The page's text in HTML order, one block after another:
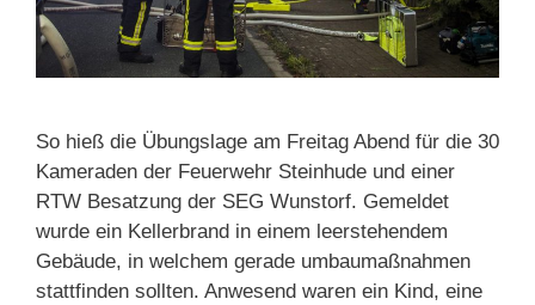
So hieß die Übungslage am Freitag Abend für die 30
Kameraden der Feuerwehr Steinhude und einer
RTW Besatzung der SEG Wunstorf. Gemeldet
wurde ein Kellerbrand in einem leerstehendem
Gebäude, in welchem gerade umbaumaßnahmen
stattfinden sollten. Anwesend waren ein Kind, eine